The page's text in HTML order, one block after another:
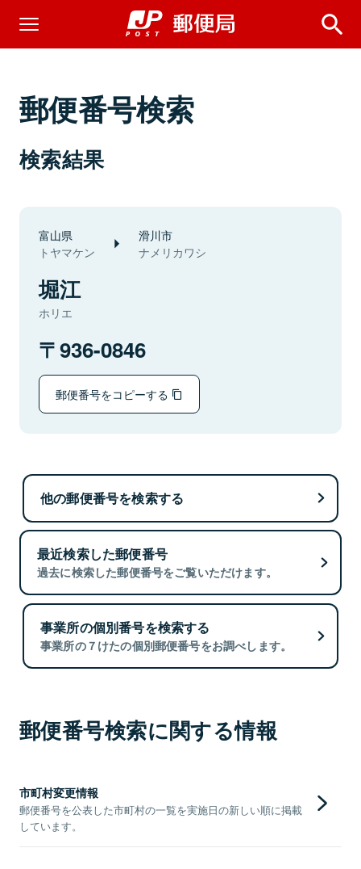
郵便番号検索
検索結果
富山県
トヤマケン
滑川市
ナメリカワシ
堀江
ホリエ
936-0846
郵便番号をコピーする
他の郵便番号を検索する
最近検索した郵便番号
過去に検索した郵便番号をご覧いただけます。
事業所の個別番号を検索する
事業所の７けたの個別郵便番号をお調べします。
郵便番号検索に関する情報
市町村変更情報
郵便番号を公表した市町村の一覧を実施日の新しい順に掲載
しています。